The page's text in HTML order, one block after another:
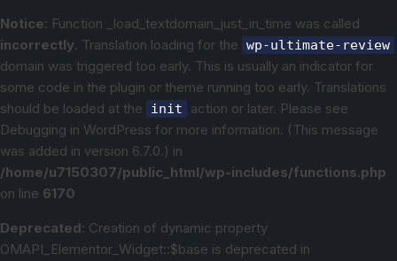
Notice: Function _load_textdomain_just_in_time was called
incorrectly. Translation loading for the wp-ultimate-review
domain was triggered too early. This is usually an indicator for
some code in the plugin or theme running too early. Translations
should be loaded at the
init
action or later. Please see
Debugging in WordPress for more information. (This message
was added in version 6.7.0.) in
/home/u7150307/public_html/wp-includes/functions.php
on line 6170
Deprecated: Creation of dynamic property
OMAPI_Elementor_Widget::$base is deprecated in